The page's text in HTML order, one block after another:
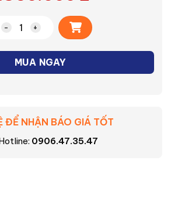
Đèn Gắn Tường Trang Trí Ngoài Trời
MUA NGAY
Alternative:
ĐỂ NHẬN BÁO GIÁ TỐT
0906.47.35.47